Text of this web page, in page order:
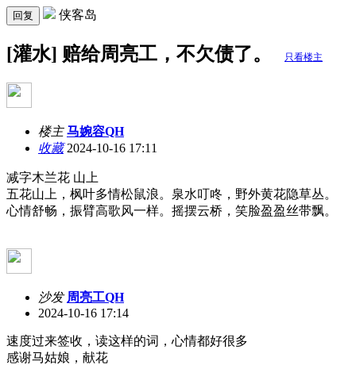
回复 侠客岛
[灌水] 赔给周亮工，不欠债了。 只看楼主
楼主 马婉容QH
收藏2024-10-16 17:11
减字木兰花 山上
五花山上，枫叶多情松鼠浪。泉水叮咚，野外黄花隐草丛。
心情舒畅，振臂高歌风一样。摇摆云桥，笑脸盈盈丝带飘。
沙发 周亮工QH
2024-10-16 17:14
速度过来签收，读这样的词，心情都好很多
感谢马姑娘，献花